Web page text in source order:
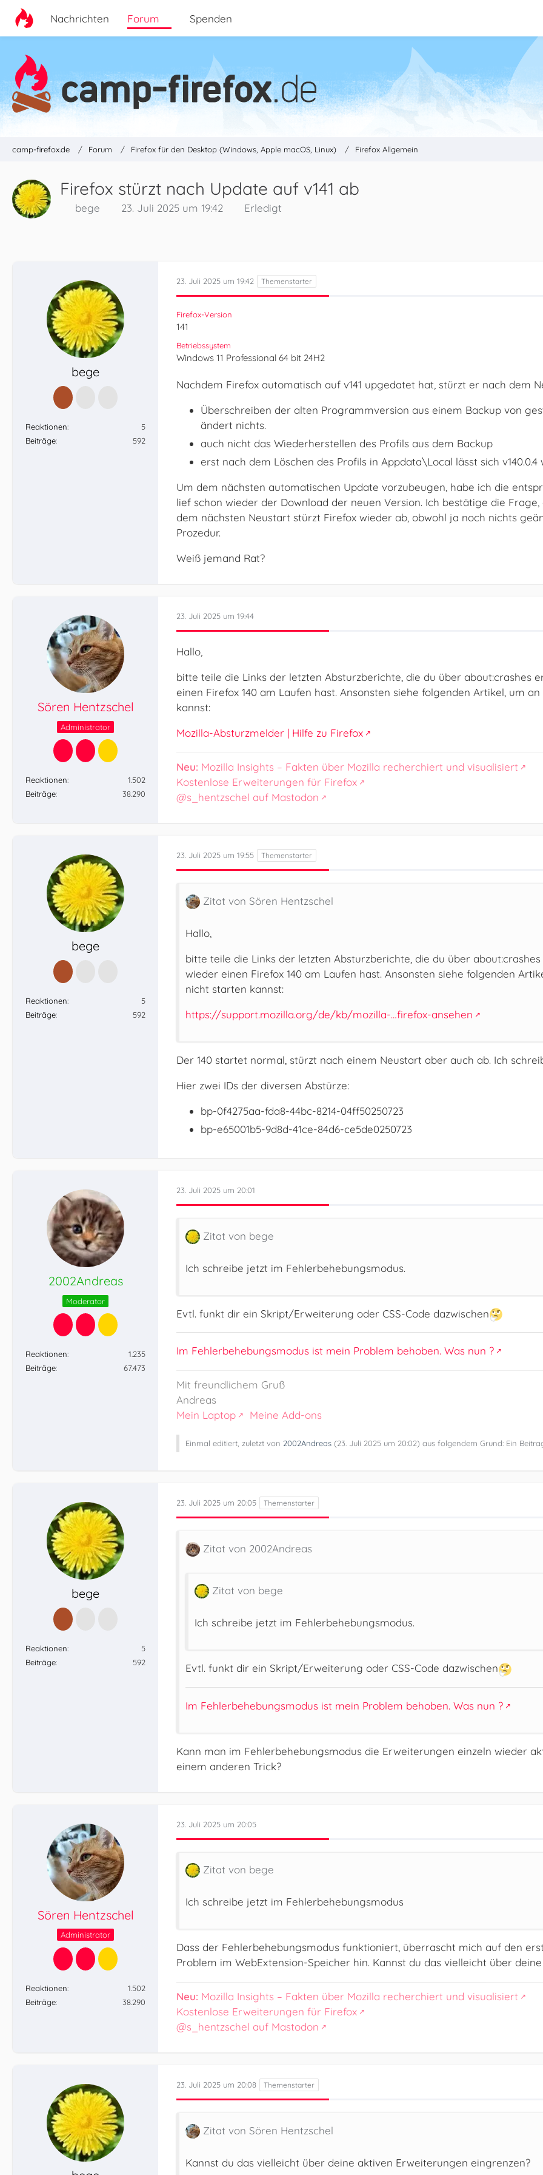
Nachrichten Forum Spenden
camp-firefox.de Forum Firefox für den Desktop (Windows, Apple macOS, Linux) Firefox Allgemein
Firefox stürzt nach Update auf v141 ab
bege 23. Juli 2025 um 19:42 Erledigt
bege
Reaktionen
5
Beiträge
592
23. Juli 2025 um 19:42
Firefox-Version
141
Betriebssystem
Windows 11 Professional 64 bit 24H2
Nachdem Firefox automatisch auf v141 upgedatet hat, stürzt er nach dem
Überschreiben der alten Programmversion aus einem Backup von
ändert nichts.
auch nicht das Wiederherstellen des Profils aus dem Backup
erst nach dem Löschen des Profils in Appdata\Local lässt sich
Um dem nächsten automatischen Update vorzubeugen, habe ich die
lief schon wieder der Download der neuen Version. Ich bestätige die
dem nächsten Neustart stürzt Firefox wieder ab, obwohl ja noch nichts
Prozedur.
Weiß jemand Rat?
Sören Hentzschel
Administrator
Reaktionen
1.502
Beiträge
38.290
23. Juli 2025 um 19:44
Hallo,
bitte teile die Links der letzten Absturzberichte, die du über about:crashes
einen Firefox 140 am Laufen hast. Ansonsten siehe folgenden Artikel, um
kannst:
Mozilla-Absturzmelder | Hilfe zu Firefox
Neu: Mozilla Insights – Fakten über Mozilla recherchiert und visualisiert
Kostenlose Erweiterungen für Firefox
@s_hentzschel auf Mastodon
bege
Reaktionen
5
Beiträge
592
23. Juli 2025 um 19:55
Zitat von Sören Hentzschel
Hallo,
bitte teile die Links der letzten Absturzberichte, die du über
wieder einen Firefox 140 am Laufen hast. Ansonsten siehe folgenden
nicht starten kannst:
https://support.mozilla.org/de/kb/mozilla-…firefox-ansehen
Der 140 startet normal, stürzt nach einem Neustart aber auch ab. Ich
Hier zwei IDs der diversen Abstürze:
bp-0f4275aa-fda8-44bc-8214-04ff50250723
bp-e65001b5-9d8d-41ce-84d6-ce5de0250723
2002Andreas
Moderator
Reaktionen
1.235
Beiträge
67.473
23. Juli 2025 um 20:01
Zitat von bege
Ich schreibe jetzt im Fehlerbehebungsmodus.
Evtl. funkt dir ein Skript/Erweiterung oder CSS-Code dazwischen
Im Fehlerbehebungsmodus ist mein Problem behoben. Was nun ?
Mit freundlichem Gruß
Andreas
Mein Laptop
Meine Add-ons
Einmal editiert, zuletzt von 2002Andreas (23. Juli 2025 um 20:02) aus folgendem Grund: Ein
bege
Reaktionen
5
Beiträge
592
23. Juli 2025 um 20:05
Zitat von 2002Andreas
Zitat von bege
Ich schreibe jetzt im Fehlerbehebungsmodus.
Evtl. funkt dir ein Skript/Erweiterung oder CSS-Code dazwischen
Im Fehlerbehebungsmodus ist mein Problem behoben. Was nun ?
Kann man im Fehlerbehebungsmodus die Erweiterungen einzeln wieder
einem anderen Trick?
Sören Hentzschel
Administrator
Reaktionen
1.502
Beiträge
38.290
23. Juli 2025 um 20:05
Zitat von bege
Ich schreibe jetzt im Fehlerbehebungsmodus
Dass der Fehlerbehebungsmodus funktioniert, überrascht mich auf den
Problem im WebExtension-Speicher hin. Kannst du das vielleicht über
Neu: Mozilla Insights – Fakten über Mozilla recherchiert und visualisiert
Kostenlose Erweiterungen für Firefox
@s_hentzschel auf Mastodon
23. Juli 2025 um 20:08
Zitat von Sören Hentzschel
Kannst du das vielleicht über deine aktiven Erweiterungen eingrenzen?